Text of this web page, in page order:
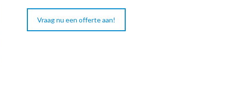
Vraag nu een offerte aan!